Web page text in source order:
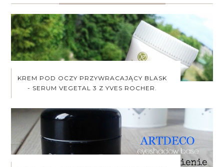
KREM POD OCZY PRZYWRACAJĄCY BLASK
- SERUM VEGETAL 3 Z YVES ROCHER.